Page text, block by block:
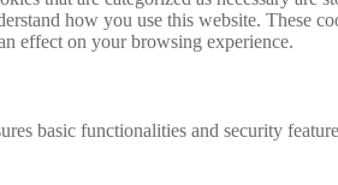
how you use this website. These
effect on your browsing experience.
basic functionalities and security